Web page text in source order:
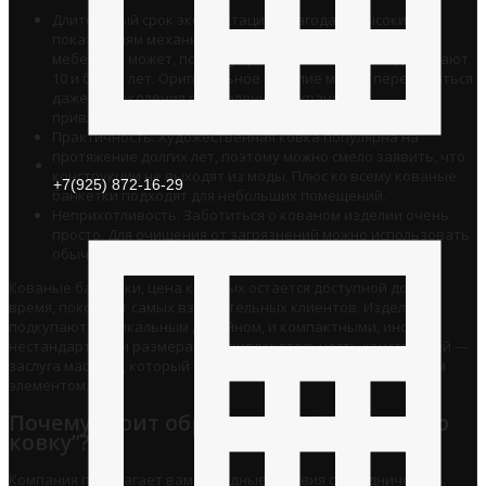
даже из поколения в поколение, сохраняя
Практичность. Художественная ковка популярна на
конструкции не выходят из моды. Плюс ко всему кованые
банкетки подходят для небольших помещений.
нестандартными размерами. Привлекательность конструкций —
Почему стоит обратиться в “Столичную
+7(925) 872-16-29